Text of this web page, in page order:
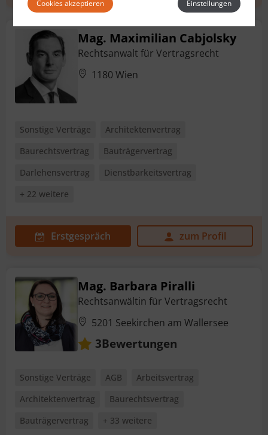
Mag. Maximilian Cabjolsky
Rechtsanwalt für Vertragsrecht
1180 Wien
Sonstige Verträge
Architektenvertrag
Baurechtsvertrag
Bauträgervertrag
Darlehensvertrag
Dienstbarkeitsvertrag
+ 22 weitere
Erstgespräch zum Profil
Mag. Barbara Piralli
Rechtsanwältin für Vertragsrecht
5201 Seekirchen am Wallersee
3Bewertungen
Sonstige Verträge AGB
Arbeitsvertrag
Architektenvertrag
Baurechtsvertrag
Bauträgervertrag
+ 33 weitere
Cookies akzeptieren Einstellungen